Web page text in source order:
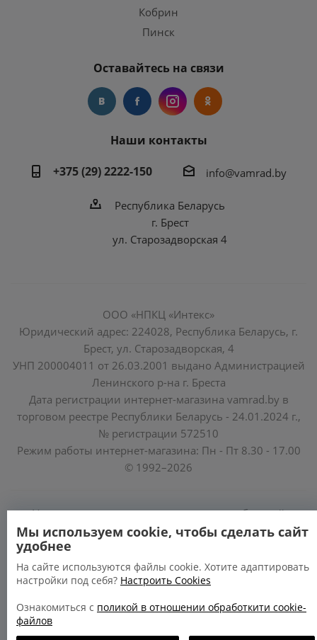
Кобрин
Пинск
Оставайтесь на связи
Наши контакты
+375 (29) 2222-150
info@vamrad.by
Республика Беларусь
г. Брест
ул. Старозадворская 4
ООО «НПКЦ «Интекс»
Юридический адрес: 224028, Республика Беларусь, г.
Брест, ул. Старозадворская, 4
УНП 200004011 от 26.03.2001 выдано Администрацией
Ленинского р-на г. Бреста
Дата регистрации интернет-магазина vamrad.by в
торговом реестре Республики Беларусь - 24.01.2024 г.,
№ регистрации 572510
Режим работы интернет-магазина: Пн - Пт 8.30 - 17.00
© 1992–2026
Уполномоченные по защите прав потребителей
облисполкомов, Минского горисполкома:
https://www.mart.gov.by/activity/zashchita-prav-
potrebiteley/
БРЕСТСКАЯ ОБЛАСТЬ тел. (80162) 26 97 69;
Мы используем cookie, чтобы сделать сайт
удобнее
На сайте используются файлы cookie. Хотите адаптировать
настройки под себя? Настроить Cookies
Ознакомиться с поликой в отношении обработкити cookie-
файлов